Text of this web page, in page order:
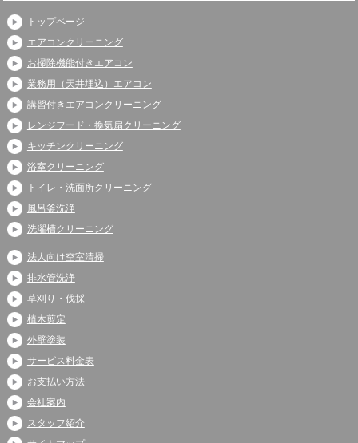
トップページ
エアコンクリーニング
お掃除機能付きエアコン
業務用（天井埋込）エアコン
講習付きエアコンクリーニング
レンジフード・換気扇クリーニング
キッチンクリーニング
浴室クリーニング
トイレ・洗面所クリーニング
風呂釜洗浄
洗濯槽クリーニング
法人向け空室清掃
排水管洗浄
草刈り・伐採
植木剪定
外壁塗装
サービス料金表
お支払い方法
会社案内
スタッフ紹介